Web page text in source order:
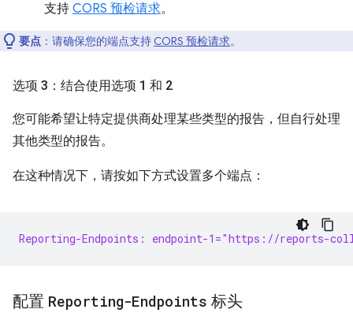
支持 CORS 预检请求。
要点 ：请确保您的端点支持 CORS 预检请求。
选项 3：结合使用选项 1 和 2
您可能希望让特定提供商处理某些类型的报告，但自行处理
其他类型的报告。
在这种情况下，请按如下方式设置多个端点：
Reporting-Endpoints: endpoint-1="https://reports-
配置 Reporting-Endpoints 标头